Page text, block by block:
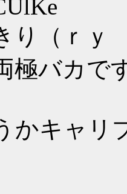
り（ｒｙ
極バカで
かキャリ